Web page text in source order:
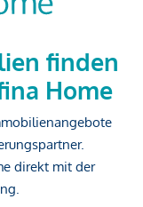
finden
Home
direkt mit der